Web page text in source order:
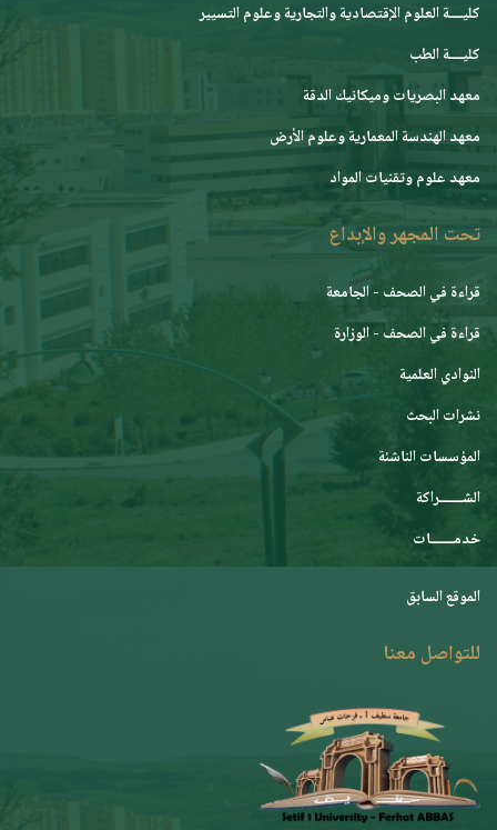
كليــــة العلوم الإقتصادية والتجارية وعلوم التسيير
كليــــة الطب
معهد البصريات وميكانيك الدقة
معهد الهندسة المعمارية وعلوم الأرض
معهد علوم وتقنيات المواد
تحت المجهر والإبداع
قراءة في الصحف - الجامعة
قراءة في الصحف - الوزارة
النوادي العلمية
نشرات البحث
المؤسسات الناشئة
الشـــــــراكة
خدمـــــــات
الموقع السابق
للتواصل معنا